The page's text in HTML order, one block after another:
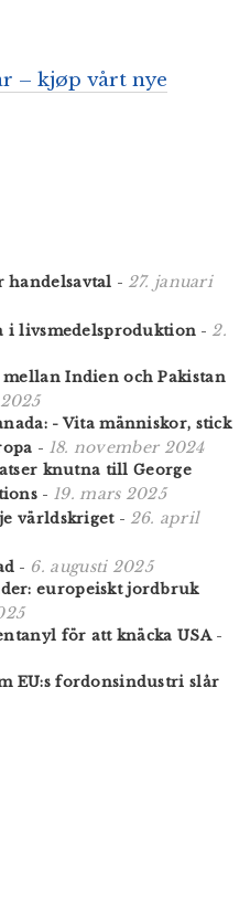
– kjøp vårt nye
handelsavtal - 27. januari
livsmedelsproduktion - 2.
Indien och Pakistan
- Vita människor, stick
- 18. november 2024
knutna till George
- 19. mars 2025
världskriget- 26. april
- 6. augusti 2025
europeiskt jordbruk
för att knäcka USA-
EU:s fordonsindustri slår